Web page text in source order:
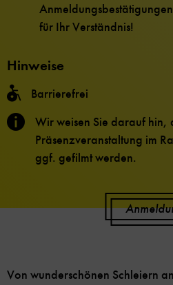
für Ihr Verständnis!
Hinweise
Barrierefrei
Wir weisen Sie darauf hin,
Präsenzveranstaltung im
ggf. gefilmt werden.
Von wunderschönen Schleiern